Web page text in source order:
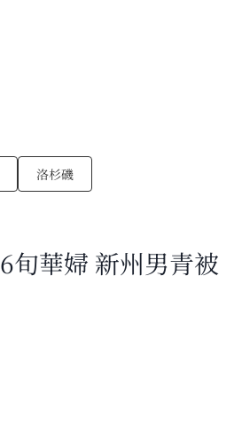
洛杉磯
旬華婦 新州男青被